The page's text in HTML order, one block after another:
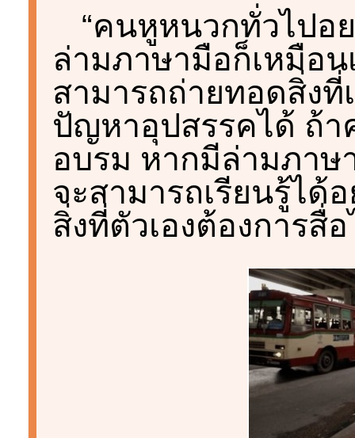
“คนหูหนวกทั่วไปอ
ล่ามภาษามือก็เหมือน
สามารถถ่ายทอดสิ่งที่
ปัญหาอุปสรรคได้ ถ้า
อบรม หากมีล่ามภาษ
จะสามารถเรียนรู้ได้
สิ่งที่ตัวเองต้องการสื่อ